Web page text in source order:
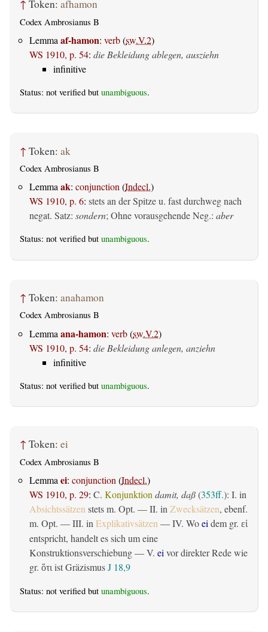
↑ Token: afhamon
Codex Ambrosianus B
Lemma af-hamon: verb(sw.V.2)
WS 1910, p. 54: die Bekleidung ablegen, ausziehn
infinitive
Status: not verified but unambiguous.
↑ Token: ak
Codex Ambrosianus B
Lemmaak: conjunction(Indecl.)
WS 1910, p. 6: stets an der Spitze u. fast durchweg nach
negat. Satz: sondern; Ohne vorausgehende Neg.: aber
Status: not verified but unambiguous.
↑ Token: anahamon
Codex Ambrosianus B
Lemma ana-hamon: verb(sw.V.2)
WS 1910, p. 54: die Bekleidung anlegen, anziehn
infinitive
Status: not verified but unambiguous.
↑ Token: ei
Codex Ambrosianus B
Lemma ei: conjunction (Indecl.)
WS 1910, p. 29: C. Konjunktion damit, daß(353ff.): I. in
Absichtssätzen stets m. Opt. — II. in Zwecksätzen, ebenf.
m. Opt. — III. in Explikativsätzen — IV. Woei dem gr. εἰ
entspricht, handelt es sich um eine
Konstruktionsverschiebung — V. ei vor direkter Rede wie
gr. ὅτι ist GräzismusJ 18,9
Status: not verified but unambiguous.